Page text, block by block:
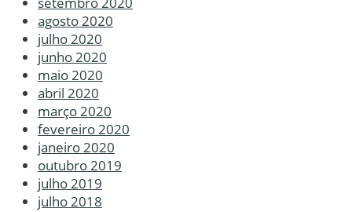
agosto 2020
julho 2020
junho 2020
maio 2020
abril 2020
março 2020
fevereiro 2020
janeiro 2020
outubro 2019
julho 2019
julho 2018